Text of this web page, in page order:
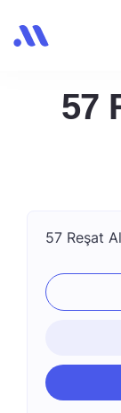
57
57 Reşat